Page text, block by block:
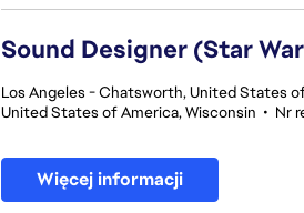
Sound Designer (Star
Los Angeles - Chatsworth, United States
United States of America, Wisconsin • Nr
Więcej informacji